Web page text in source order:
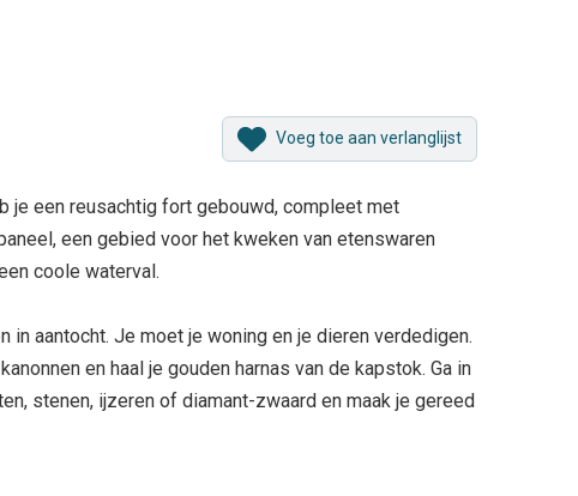
Voeg toe aan verlanglijst
je een reusachtig fort gebouwd, compleet met
een gebied voor het kweken van etenswaren
coole waterval.
in aantocht. Je moet je woning en je dieren verdedigen.
en haal je gouden harnas van de kapstok. Ga in
stenen, ijzeren of diamant-zwaard en maak je gereed